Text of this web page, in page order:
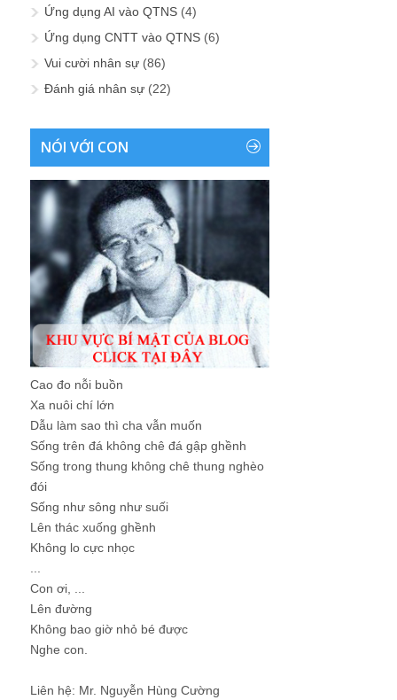
Ứng dụng AI vào QTNS (4)
Ứng dụng CNTT vào QTNS (6)
Vui cười nhân sự (86)
Đánh giá nhân sự (22)
NÓI VỚI CON
Cao đo nỗi buồn
Xa nuôi chí lớn
Dẫu làm sao thì cha vẫn muốn
Sống trên đá không chê đá gập ghềnh
Sống trong thung không chê thung nghèo
đói
Sống như sông như suối
Lên thác xuống ghềnh
Không lo cực nhọc
...
Con ơi, ...
Lên đường
Không bao giờ nhỏ bé được
Nghe con.
Liên hệ: Mr. Nguyễn Hùng Cường